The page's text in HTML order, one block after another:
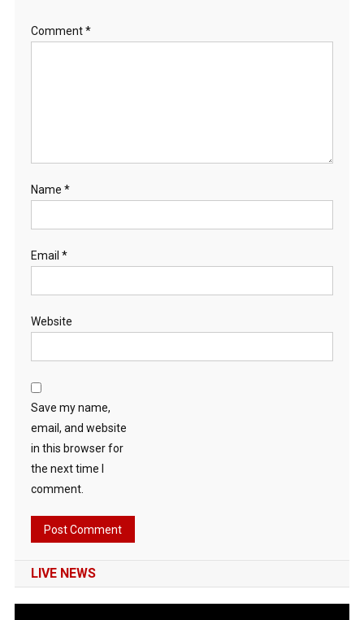
Comment*
Name *
Email *
Website
Save my name,
email, and website
in this browser for
the next time I
comment.
LIVE NEWS